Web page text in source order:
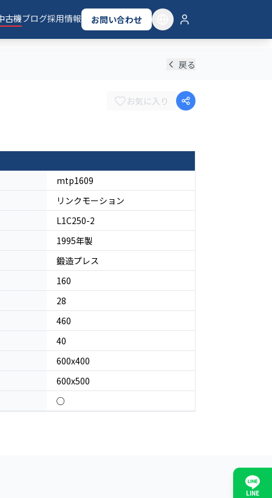
古機ブログ採用情報 お問い合わせ
戻る
お気に入り
mtp1609
リンクモーション
L1C250-2
1995年製
鍛造プレス
160
28
460
40
600x400
600x500
○
LINE